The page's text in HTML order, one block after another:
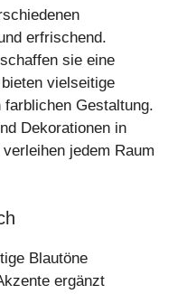
erfrischend.
sie eine
vielseitige
Gestaltung.
Dekorationen in
jedem Raum
Blautöne
ergänzt